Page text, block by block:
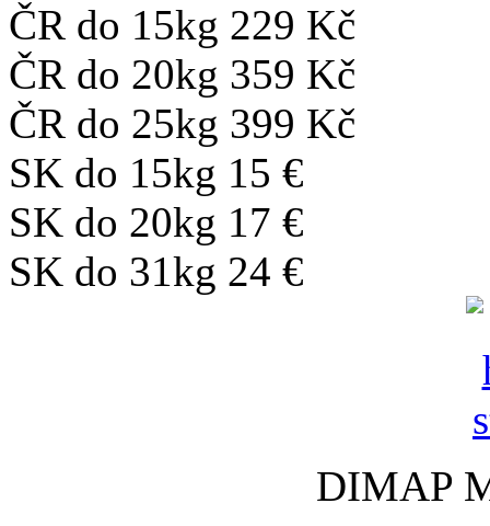
ČR do 15kg 229 Kč
ČR do 20kg 359 Kč
ČR do 25kg 399 Kč
SK do 15kg 15 €
SK do 20kg 17 €
SK do 31kg 24 €
DIMAP